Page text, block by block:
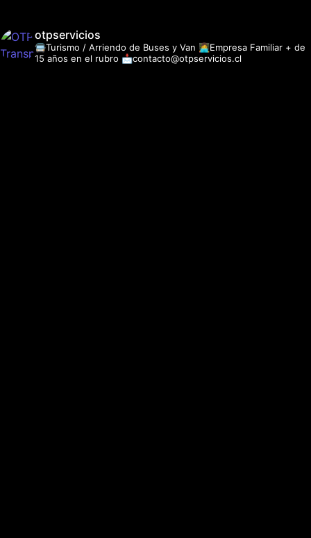
otpservicios
🚍Turismo / Arriendo de Buses y Van 👩‍💻Empresa Familiar + de
15 años en el rubro 📩contacto@otpservicios.cl